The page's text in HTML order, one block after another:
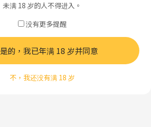
未满 18 岁的人不得进入。
没有更多提醒
是的，我已年满 18 岁并同意
不，我还没有满 18 岁